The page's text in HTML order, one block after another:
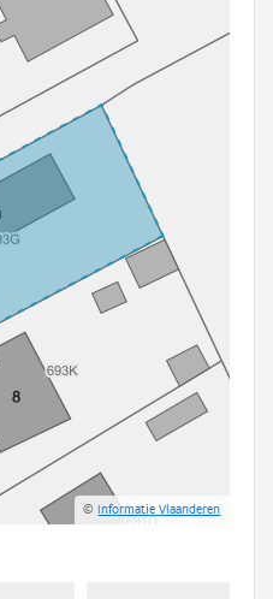
©Informatie Vlaanderen